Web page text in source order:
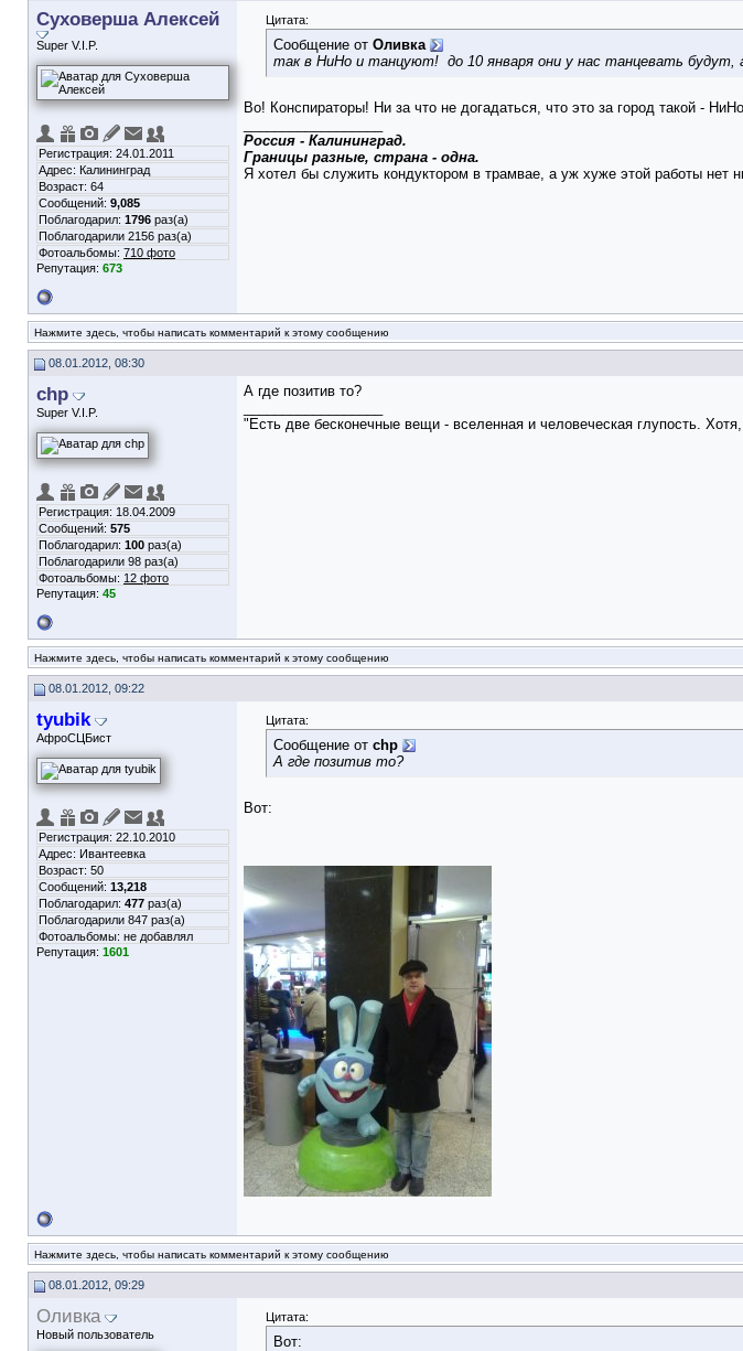
Суховерша Алексей
Super V.I.P.
Регистрация: 24.01.2011
Адрес: Калининград
Возраст: 64
Сообщений: 9,085
Поблагодарил: 1796 раз(а)
Поблагодарили 2156 раз(а)
Фотоальбомы: 710 фото
Репутация: 673
Цитата:
Сообщение от Оливка
так в НиНо и танцуют! до 10 января они у нас танцевать
Во! Конспираторы! Ни за что не догадаться, что это за город такой - НиНо
Россия - Калининград.
Границы разные, страна - одна.
Я хотел бы служить кондуктором в трамвае, а уж хуже этой работы нет
Нажмите здесь, чтобы написать комментарий к этому сообщению
08.01.2012, 08:30
chp
Super V.I.P.
Регистрация: 18.04.2009
Сообщений: 575
Поблагодарил: 100 раз(а)
Поблагодарили 98 раз(а)
Фотоальбомы: 12 фото
Репутация: 45
А где позитив то?
"Есть две бесконечные вещи - вселенная и человеческая глупость.
Нажмите здесь, чтобы написать комментарий к этому сообщению
08.01.2012, 09:22
tyubik
АфроСЦБист
Регистрация: 22.10.2010
Адрес: Ивантеевка
Возраст: 50
Сообщений: 13,218
Поблагодарил: 477 раз(а)
Поблагодарили 847 раз(а)
Фотоальбомы: не добавлял
Репутация: 1601
Цитата:
Сообщение от chp
А где позитив то?
Вот:
Нажмите здесь, чтобы написать комментарий к этому сообщению
08.01.2012, 09:29
Оливка
Новый пользователь
Цитата:
Вот: